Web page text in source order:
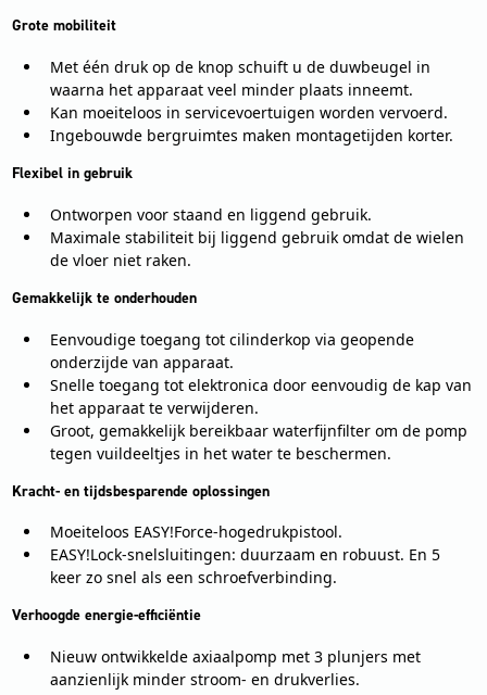
Grote mobiliteit
Met één druk op de knop schuift u de duwbeugel in
waarna het apparaat veel minder plaats inneemt.
Kan moeiteloos in servicevoertuigen worden vervoerd.
Ingebouwde bergruimtes maken montagetijden korter.
Flexibel in gebruik
Ontworpen voor staand en liggend gebruik.
Maximale stabiliteit bij liggend gebruik omdat de wielen
de vloer niet raken.
Gemakkelijk te onderhouden
Eenvoudige toegang tot cilinderkop via geopende
onderzijde van apparaat.
Snelle toegang tot elektronica door eenvoudig de kap van
het apparaat te verwijderen.
Groot, gemakkelijk bereikbaar waterfijnfilter om de pomp
tegen vuildeeltjes in het water te beschermen.
Kracht- en tijdsbesparende oplossingen
Moeiteloos EASY!Force-hogedrukpistool.
EASY!Lock-snelsluitingen: duurzaam en robuust. En 5
keer zo snel als een schroefverbinding.
Verhoogde energie-efficiëntie
Nieuw ontwikkelde axiaalpomp met 3 plunjers met
aanzienlijk minder stroom- en drukverlies.